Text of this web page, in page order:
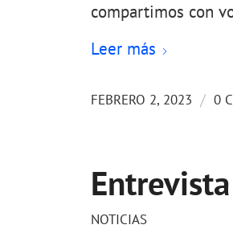
compartimos con
Leer más
FEBRERO 2, 2023 / 0
NOTICIAS